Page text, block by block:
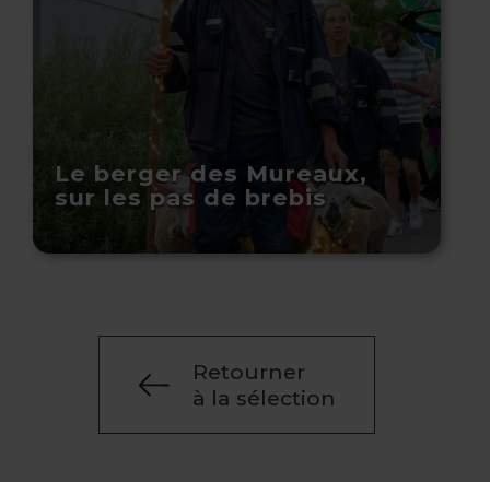
Le berger des Mureaux,
sur les pas de brebis
Retourner
à la sélection